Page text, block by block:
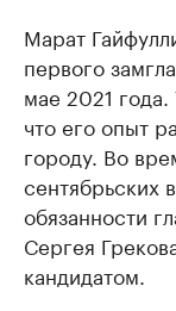
Марат
первого
мае 2021
что его опыт
городу. Во
сентябрьских
обязанности
Сергея
кандидатом.